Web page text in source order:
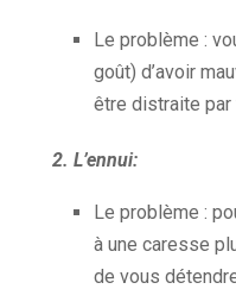
Le problème :
goût) d’avoir
être distraite
2. L’ennui:
Le problème :
à une caresse
de vous